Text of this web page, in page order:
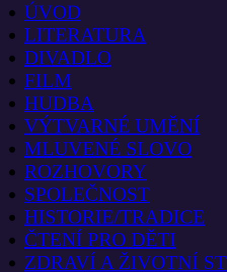
ÚVOD
LITERATURA
DIVADLO
FILM
HUDBA
VÝTVARNÉ UMĚNÍ
MLUVENÉ SLOVO
ROZHOVORY
SPOLEČNOST
HISTORIE/TRADICE
ČTENÍ PRO DĚTI
ZDRAVÍ A ŽIVOTNÍ